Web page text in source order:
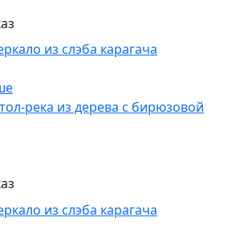
река из дерева с бирюзовой